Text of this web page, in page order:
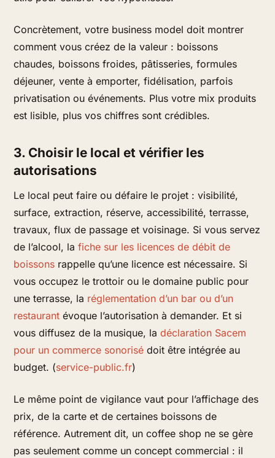
Concrètement, votre business model doit montrer
comment vous créez de la valeur : boissons
chaudes, boissons froides, pâtisseries, formules
déjeuner, vente à emporter, fidélisation, parfois
privatisation ou événements. Plus votre mix produits
est lisible, plus vos chiffres sont crédibles.
3. Choisir le local et vérifier les
autorisations
Le local peut faire ou défaire le projet : visibilité,
surface, extraction, réserve, accessibilité, terrasse,
travaux, flux de passage et voisinage. Si vous servez
de l’alcool, lafiche sur les licences de débit de
boissons rappelle qu’une licence est nécessaire. Si
vous occupez le trottoir ou le domaine public pour
une terrasse, la réglementation d’un bar ou d’un
restaurant évoque l’autorisation à demander. Et si
vous diffusez de la musique, ladéclaration Sacem
pour un commerce sonorisé doit être intégrée au
budget. (service-public.fr)
Le même point de vigilance vaut pour l’affichage des
prix, de la carte et de certaines boissons de
référence. Autrement dit, un coffee shop ne se gère
pas seulement comme un concept commercial : il